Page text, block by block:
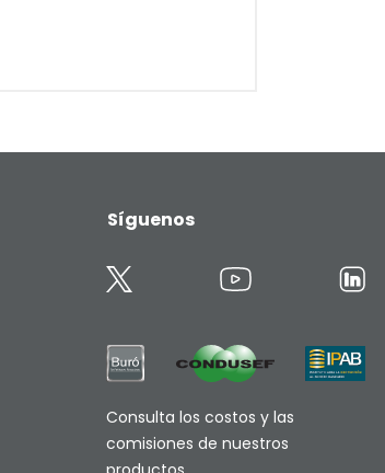
Síguenos
Consulta los costos y las
comisiones de nuestros